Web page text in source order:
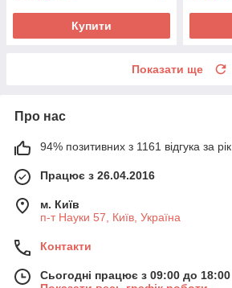
Купити
Показати ще
Про нас
94% позитивних з 1161 відгука за рік
Працює з 26.04.2016
м. Київ
п-т Науки 57, Київ, Україна
Контакти
Сьогодні працює з 09:00 до 18:00